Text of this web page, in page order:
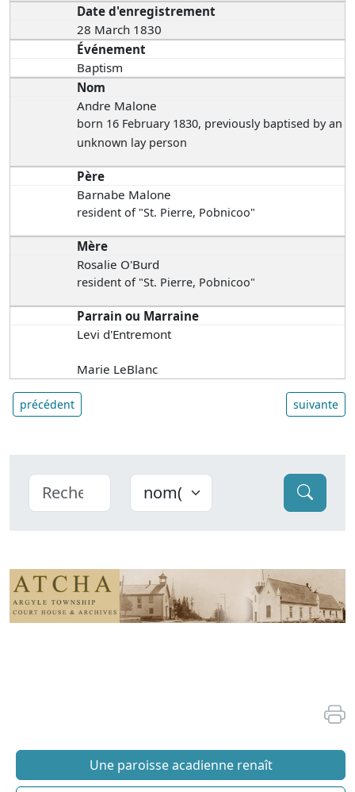
Date d'enregistrement
28 March 1830
Événement
Baptism
Nom
Andre Malone
born 16 February 1830, previously baptised by an
unknown lay person
Père
Barnabe Malone
resident of "St. Pierre, Pobnicoo"
Mère
Rosalie O'Burd
resident of "St. Pierre, Pobnicoo"
Parrain ou Marraine
Levi d'Entremont
Marie LeBlanc
précédent suivante
Une paroisse acadienne renaît